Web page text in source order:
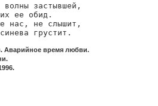
застывшей,
ее обид.
нас, не слышит,
грустит.
Аварийное время любви.